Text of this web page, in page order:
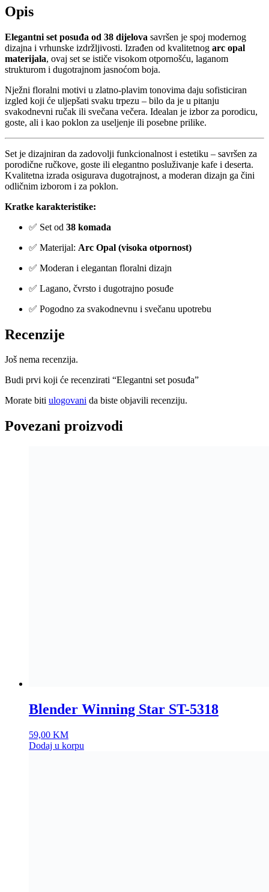
Opis
Elegantni set posuđa od 38 dijelova savršen je spoj modernog
dizajna i vrhunske izdržljivosti. Izrađen od kvalitetnog arc opal
materijala, ovaj set se ističe visokom otpornošću, laganom
strukturom i dugotrajnom jasnoćom boja.
Nježni floralni motivi u zlatno-plavim tonovima daju sofisticiran
izgled koji će uljepšati svaku trpezu – bilo da je u pitanju
svakodnevni ručak ili svečana večera. Idealan je izbor za porodicu,
goste, ali i kao poklon za useljenje ili posebne prilike.
Set je dizajniran da zadovolji funkcionalnost i estetiku – savršen za
porodične ručkove, goste ili elegantno posluživanje kafe i deserta.
Kvalitetna izrada osigurava dugotrajnost, a moderan dizajn ga čini
odličnim izborom i za poklon.
Kratke karakteristike:
✅ Set od 38 komada
✅ Materijal: Arc Opal (visoka otpornost)
✅ Moderan i elegantan floralni dizajn
✅ Lagano, čvrsto i dugotrajno posuđe
✅ Pogodno za svakodnevnu i svečanu upotrebu
Recenzije
Još nema recenzija.
Budi prvi koji će recenzirati “Elegantni set posuđa”
Morate biti ulogovani da biste objavili recenziju.
Povezani proizvodi
Blender Winning Star ST-5318
59,00 KM
Dodaj u korpu